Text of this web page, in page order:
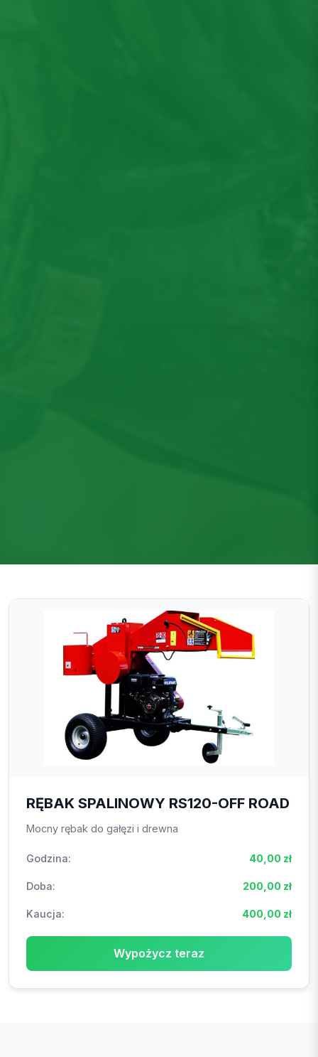
RĘBAK SPALINOWY RS120-OFF ROAD
Mocny rębak do gałęzi i drewna
Godzina: 40,00 zł
Doba: 200,00 zł
Kaucja: 400,00 zł
Wypożycz teraz